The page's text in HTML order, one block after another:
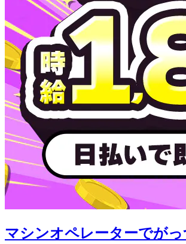
マシンオペレーターでが